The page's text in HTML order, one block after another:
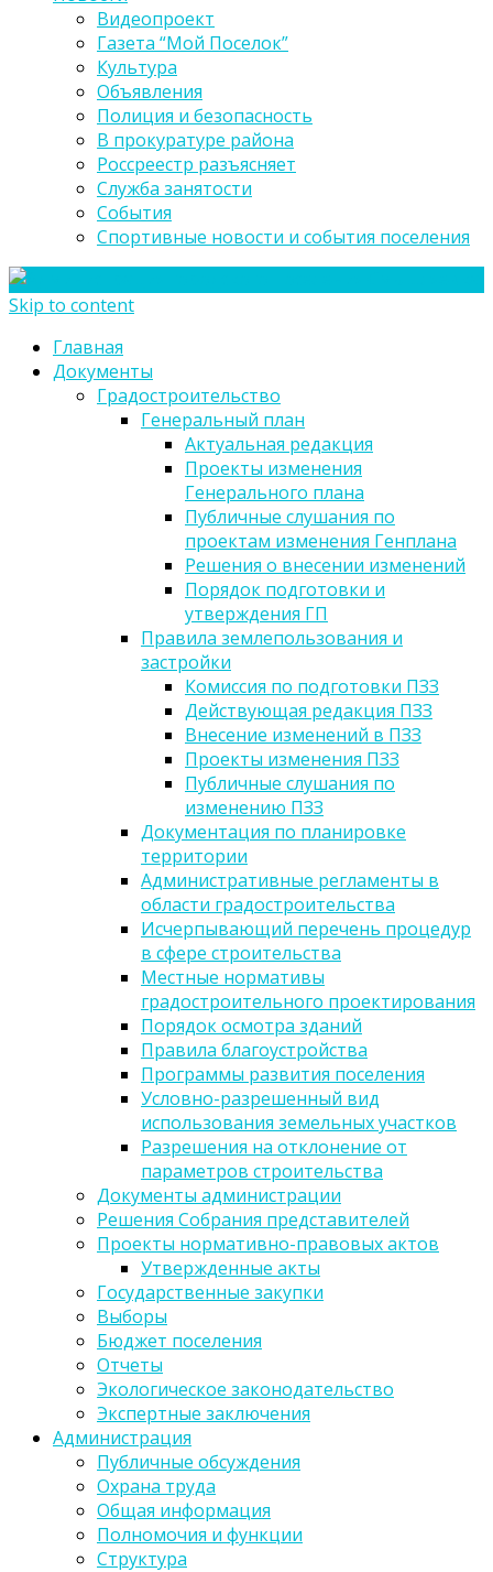
Видеопроект
Газета “Мой Поселок”
Культура
Объявления
Полиция и безопасность
В прокуратуре района
Россреестр разъясняет
Служба занятости
События
Спортивные новости и события поселения
Skip to content
Главная
Документы
Градостроительство
Генеральный план
Актуальная редакция
Проекты изменения
Генерального плана
Публичные слушания по
проектам изменения Генплана
Решения о внесении изменений
Порядок подготовки и
утверждения ГП
Правила землепользования и
застройки
Комиссия по подготовки ПЗЗ
Действующая редакция ПЗЗ
Внесение изменений в ПЗЗ
Проекты изменения ПЗЗ
Публичные слушания по
изменению ПЗЗ
Документация по планировке
территории
Административные регламенты в
области градостроительства
Исчерпывающий перечень процедур
в сфере строительства
Местные нормативы
градостроительного проектирования
Порядок осмотра зданий
Правила благоустройства
Программы развития поселения
Условно-разрешенный вид
использования земельных участков
Разрешения на отклонение от
параметров строительства
Документы администрации
Решения Собрания представителей
Проекты нормативно-правовых актов
Утвержденные акты
Государственные закупки
Выборы
Бюджет поселения
Отчеты
Экологическое законодательство
Экспертные заключения
Администрация
Публичные обсуждения
Охрана труда
Общая информация
Полномочия и функции
Структура